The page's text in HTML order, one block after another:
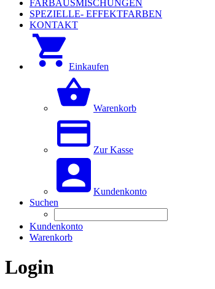
FARBAUSMISCHUNGEN
SPEZIELLE- EFFEKTFARBEN
KONTAKT
Einkaufen
Warenkorb
Zur Kasse
Kundenkonto
Suchen
Kundenkonto
Warenkorb
Login